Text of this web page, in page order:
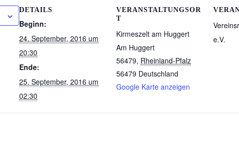
DETAILS
Beginn:
24. September, 2016 um
20:30
Ende:
25. September, 2016 um
02:30
VERANSTALTUNGSOR
T
Kirmeszelt am Huggert
Am Huggert
56479, Rheinland-Pfalz
56479 Deutschland
Google Karte anzeigen
e.V.